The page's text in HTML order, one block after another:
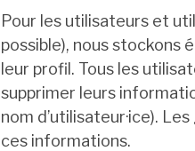
Pour les utilisateurs et
possible), nous stockons
leur profil. Tous les
supprimer leurs
nom d’utilisateur·ice).
ces informations.